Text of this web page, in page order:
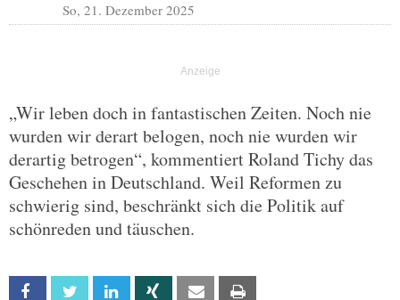
So, 21. Dezember 2025
„Wir leben doch in fantastischen Zeiten. Noch nie
wurden wir derart belogen, noch nie wurden wir
derartig betrogen“, kommentiert Roland Tichy das
Geschehen in Deutschland. Weil Reformen zu
schwierig sind, beschränkt sich die Politik auf
schönreden und täuschen.
Facebook Twitter Linkedin Xing Email